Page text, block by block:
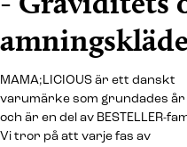
MAMA;LICIOUS är ett danskt
varumärke som grundades år
och är en del av BESTELLER-
Vi tror på att varje fas av